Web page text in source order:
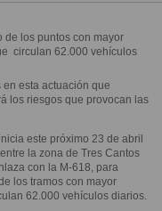
de los puntos con mayor
circulan 62.000 vehículos
esta actuación que
los riesgos que provocan las
este próximo 23 de abril
la zona de Tres Cantos
con la M-618, para
los tramos con mayor
62.000 vehículos diarios.